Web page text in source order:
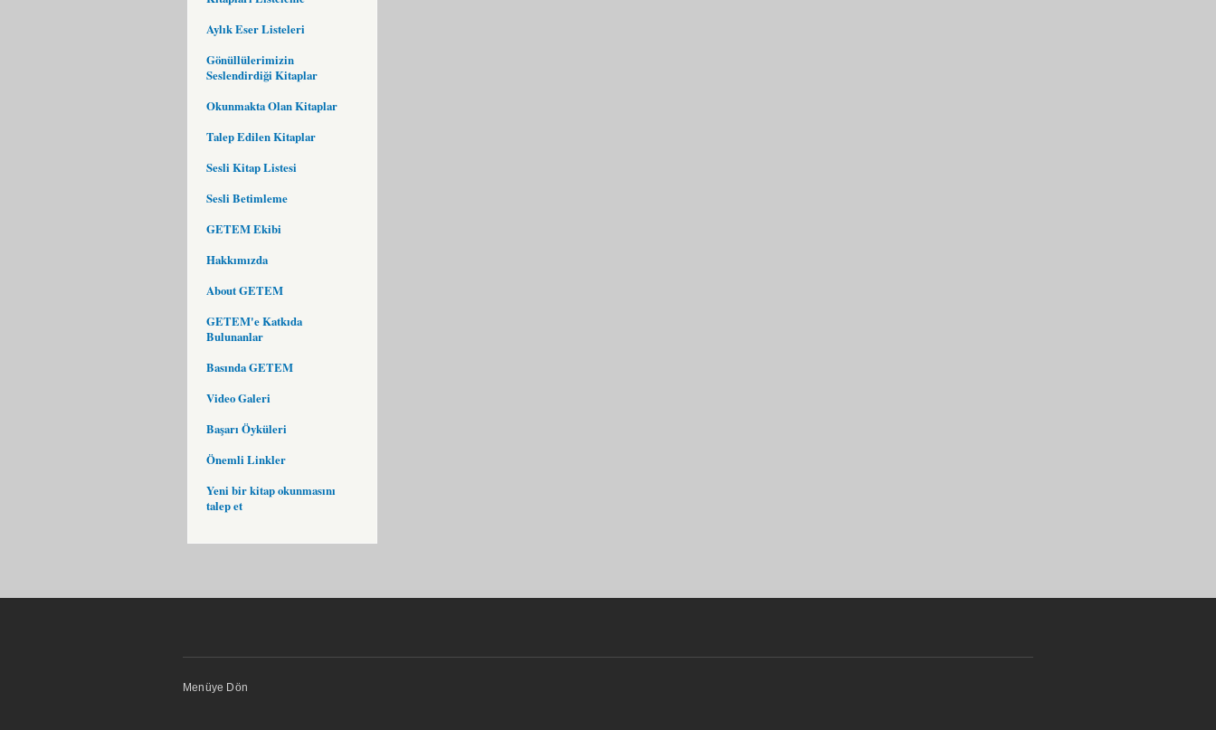
Aylık Eser Listeleri
Gönüllülerimizin
Seslendirdiği Kitaplar
Okunmakta Olan Kitaplar
Talep Edilen Kitaplar
Sesli Kitap Listesi
Sesli Betimleme
GETEM Ekibi
Hakkımızda
About GETEM
GETEM'e Katkıda
Bulunanlar
Basında GETEM
Video Galeri
Başarı Öyküleri
Önemli Linkler
Yeni bir kitap okunmasını
talep et
Menüye Dön